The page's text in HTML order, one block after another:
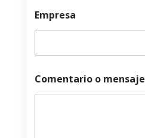
o
m
r
E
m
p
Empresa
Comentario o mensaje